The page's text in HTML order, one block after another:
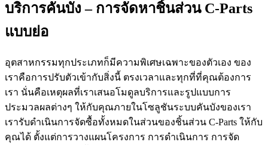
บริการคันบัง – การจัดหาชิ้นส่วน C-Parts
แบบย่อ
อุตสาหกรรมทุกประเภทก็มีความพิเศษเฉพาะของตัวเอง ของ
เราคือการปรับตัวเข้ากับสิ่งนี้ ตรงเวลาและทุกที่ที่คุณต้องการ
เรา นั่นคือเหตุผลที่เราเสนอโมดูลบริการและรูปแบบการ
ประมวลผลต่างๆ ให้กับคุณภายในโซลูชันระบบคันบังของเรา
เรารับดำเนินการจัดซื้อทั้งหมดในส่วนของชิ้นส่วน C-Parts ให้กับ
คุณได้ ตั้งแต่การวางแผนโครงการ การดำเนินการ การจัด